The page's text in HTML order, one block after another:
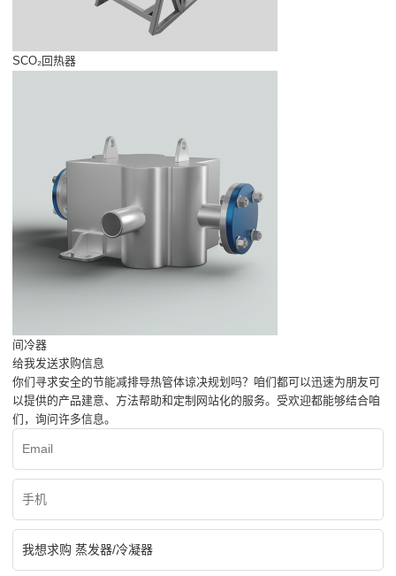
SCO₂回热器
间冷器
给我发送求购信息
你们寻求安全的节能减排导热管体谅决规划吗？咱们都可以迅速为朋友可
以提供的产品建意、方法帮助和定制网站化的服务。受欢迎都能够结合咱
们，询问许多信息。